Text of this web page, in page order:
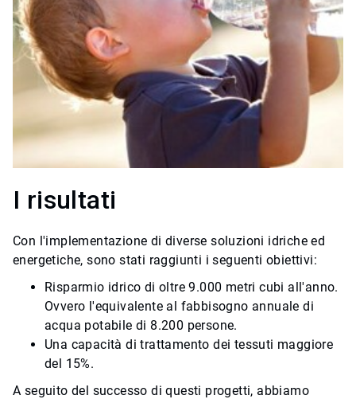
I risultati
Con l'implementazione di diverse soluzioni idriche ed
energetiche, sono stati raggiunti i seguenti obiettivi:
Risparmio idrico di oltre 9.000 metri cubi all'anno.
Ovvero l'equivalente al fabbisogno annuale di
acqua potabile di 8.200 persone.
Una capacità di trattamento dei tessuti maggiore
del 15%.
A seguito del successo di questi progetti, abbiamo